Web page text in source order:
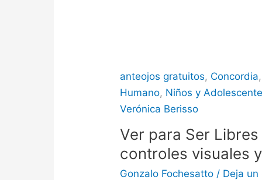
anteojos gratuitos, Concordia
Humano, Niños y
Verónica Berisso
Ver para Ser
controles visuales
Gonzalo Fochesatto / Deja